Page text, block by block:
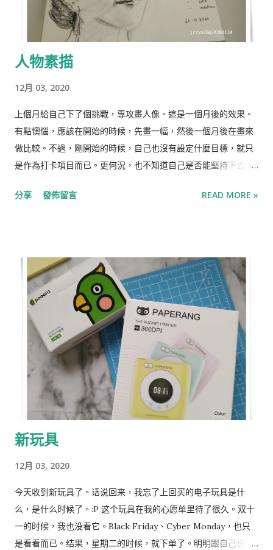
人物素描
12月 03, 2020
上個月給自己下了個挑戰，專攻畫人像。這是一個月後的效果。
有點懊惱，應該在開始的時候，先畫一幅，然後一個月後在畫來
做比較。不過，剛開始的時候，自己也沒有設定什麼目標，就只
是作為打卡項目而已。更何況，也不知道自己是否能堅持下去的
畫了。給自己的理由是，陳綺貞有首歌裡的歌詞，不能喜歡太
分享 發佈留言 READ MORE »
新玩具
12月 03, 2020
今天收到新玩具了。话说回来，我忘了上回买的电子玩具是什
么，是什么时候了。:P 这个玩具在我的心愿单里待了很久。双十
一的时候，我也没看它。Black Friday、Cyber Monday，也只
是看看而已。结果，星期二的时候，就下单了。明明跟自己说，